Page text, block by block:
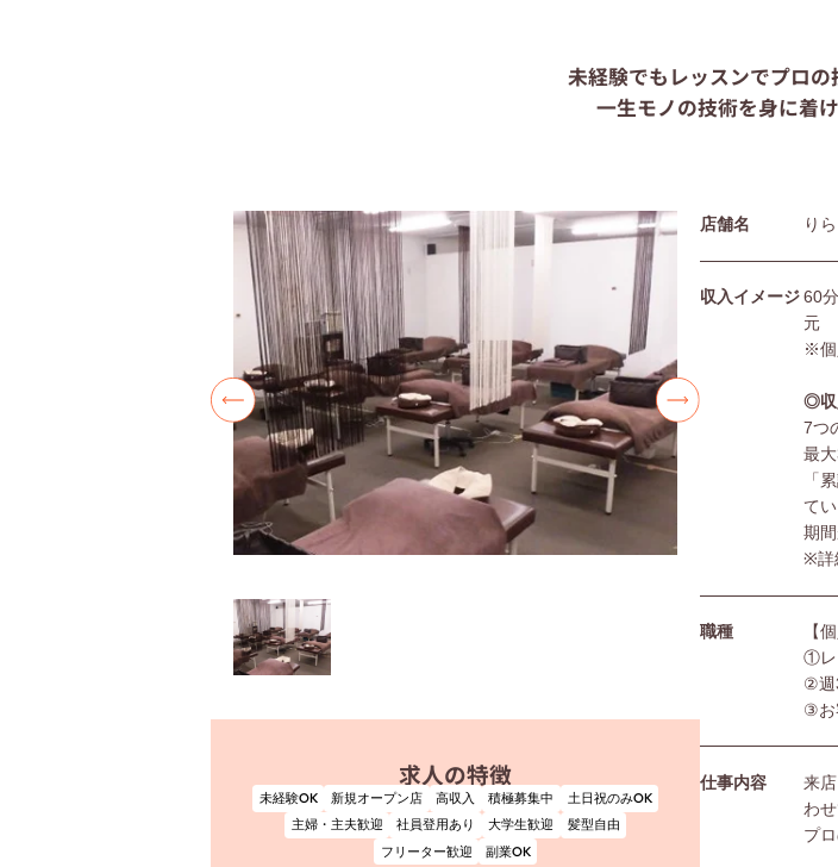
会社情報 企業団体の皆様へ
利用規約
プライバシーポリシー
サイトマップ
未経験でもレッスンでプロの
一生モノの技術を身に着
求人の特徴
未経験OK 新規オープン店 高収入 積極募集中
土日祝のみOK
主婦・主夫歓迎
社員登用あり 大学生歓迎
髪型自由
フリーター歓迎
副業OK
店舗名 り
収入イメージ60
元
※個
◎収
7つ
最
「
て
期
※詳
職種
【
①レ
②週
③お
仕事内容
来
わ
プ